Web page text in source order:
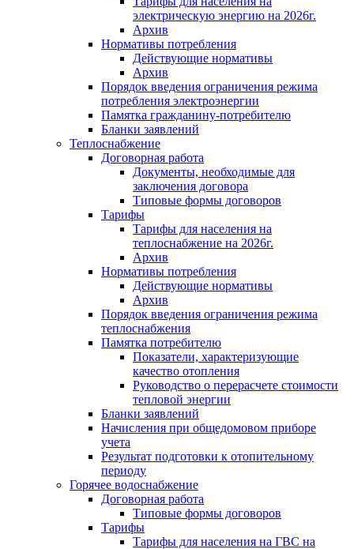
электрическую энергию на 2026г.
Архив
Нормативы потребления
Действующие нормативы
Архив
Порядок введения ограничения режима
потребления электроэнергии
Памятка гражданину-потребителю
Бланки заявлений
Теплоснабжение
Договорная работа
Документы, необходимые для
заключения договора
Типовые формы договоров
Тарифы
Тарифы для населения на
теплоснабжение на 2026г.
Архив
Нормативы потребления
Действующие нормативы
Архив
Порядок введения ограничения режима
теплоснабжения
Памятка потребителю
Показатели, характеризующие
качество отопления
Руководство о перерасчете стоимости
тепловой энергии
Бланки заявлений
Начисления при общедомовом приборе
учета
Результат подготовки к отопительному
периоду
Горячее водоснабжение
Договорная работа
Типовые формы договоров
Тарифы
Тарифы для населения на ГВС на